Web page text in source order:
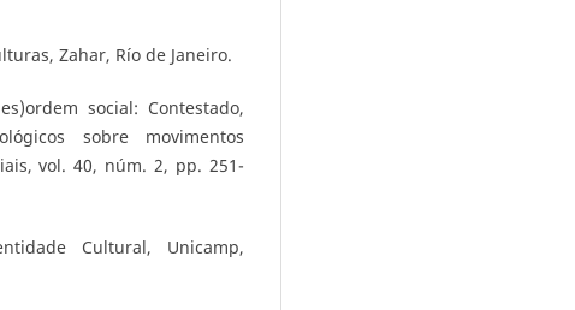
Zahar, Río de Janeiro.
social: Contestado,
sobre movimentos
vol. 40, núm. 2, pp. 251-
Cultural, Unicamp,